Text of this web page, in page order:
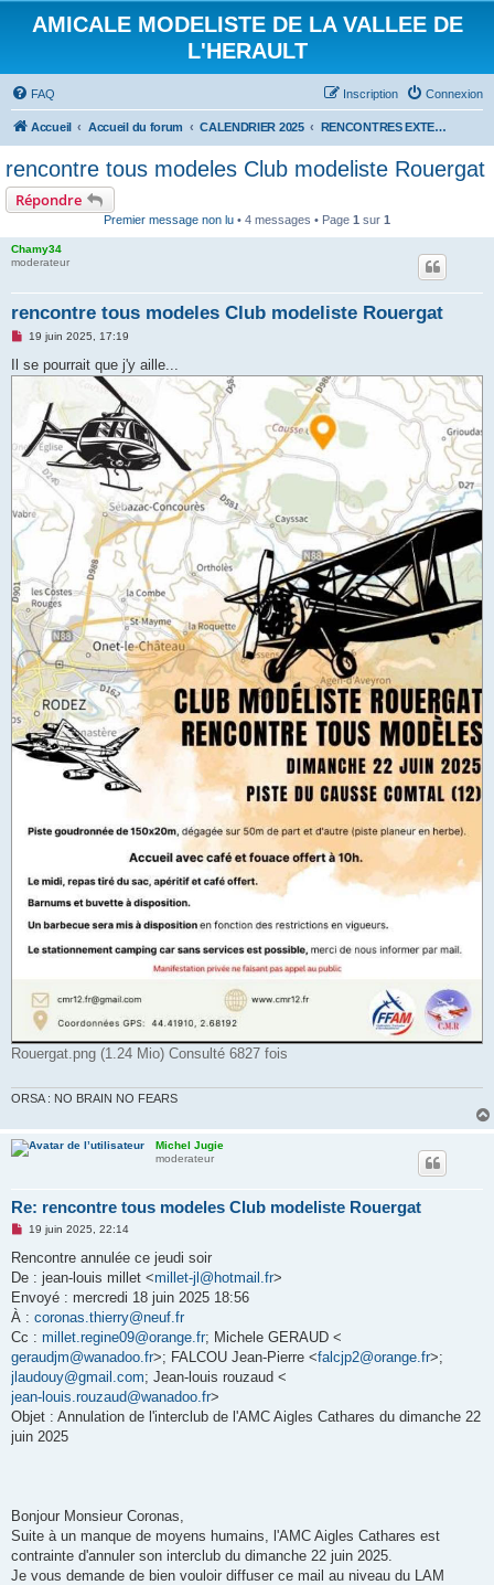
AMICALE MODELISTE DE LA VALLEE DE
L'HERAULT
FAQ Connexion
Inscription
Accueil Accueil du forum CALENDRIER 2025 RENCONTRES EXTERIEURES 2025
rencontre tous modeles Club modeliste Rouergat
Répondre
Premier message non lu • 4 messages • Page 1 sur 1
Chamy34
moderateur
rencontre tous modeles Club modeliste Rouergat
M
s
s
n
l
19 juin 2025, 17:19
Il se pourrait que j'y aille...
Rouergat.png (1.24 Mio) Consulté 6827 fois
ORSA : NO BRAIN NO FEARS
Michel Jugie
moderateur
Re: rencontre tous modeles Club modeliste Rouergat
M
s
a
g
n
o
l
u
19 juin 2025, 22:14
Rencontre annulée ce jeudi soir
De : jean-louis millet <millet-jl@hotmail.fr>
Envoyé : mercredi 18 juin 2025 18:56
À : coronas.thierry@neuf.fr
Cc : millet.regine09@orange.fr; Michele GERAUD <
geraudjm@wanadoo.fr>; FALCOU Jean-Pierre <falcjp2@orange.fr>;
jlaudouy@gmail.com; Jean-louis rouzaud <
jean-louis.rouzaud@wanadoo.fr>
Objet : Annulation de l'interclub de l'AMC Aigles Cathares du dimanche 22
juin 2025
Bonjour Monsieur Coronas,
Suite à un manque de moyens humains, l'AMC Aigles Cathares est
contrainte d'annuler son interclub du dimanche 22 juin 2025.
Je vous demande de bien vouloir diffuser ce mail au niveau du LAM